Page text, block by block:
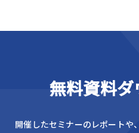
無料資料
開催したセミナーのレポートや